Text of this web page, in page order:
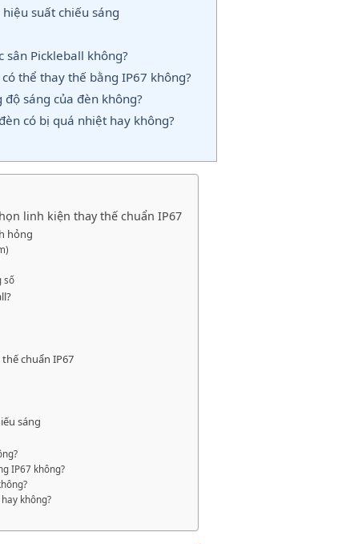
suất chiếu sáng
sân Pickleball không?
thể thay thế bằng IP67 không?
sáng của đèn không?
có bị quá nhiệt hay không?
linh kiện thay thế chuẩn IP67
hỏng
số
chuẩn IP67
sáng
IP67 không?
không?